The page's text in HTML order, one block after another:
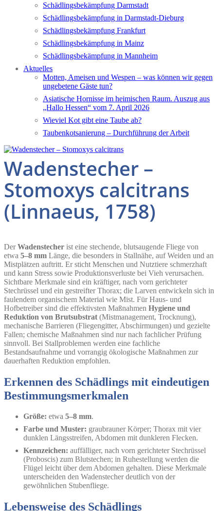
Schädlingsbekämpfung Darmstadt
Schädlingsbekämpfung in Darmstadt-Dieburg
Schädlingsbekämpfung Frankfurt
Schädlingsbekämpfung in Mainz
Schädlingsbekämpfung in Mannheim
Aktuelles
Motten, Ameisen und Wespen – was können wir gegen
ungebetene Gäste tun?
Asiatische Hornisse im heimischen Raum. Auszug aus
„Hallo Hessen“ vom 7. April 2026
Wieviel Kot gibt eine Taube ab?
Taubenkotsanierung – Durchführung der Arbeit
Wadenstecher –
Stomoxys calcitrans
(Linnaeus, 1758)
DerWadenstecher ist eine stechende, blutsaugende Fliege von
etwa 5–8 mm Länge, die besonders in Stallnähe, auf Weiden und an
Mistplätzen auftritt. Er sticht Menschen und Nutztiere schmerzhaft
und kann Stress sowie Produktionsverluste bei Vieh verursachen.
Sichtbare Merkmale sind ein kräftiger, nach vorn gerichteter
Stechrüssel und ein gestreifter Thorax; die Larven entwickeln sich in
faulendem organischem Material wie Mist. Für Haus- und
Hofbetreiber sind die effektivsten Maßnahmen Hygiene und
Reduktion von Brutsubstrat(Mistmanagement, Trocknung),
mechanische Barrieren (Fliegengitter, Abschirmungen) und gezielte
Fallen; chemische Maßnahmen sind nur nach fachlicher Prüfung
sinnvoll. Bei Stallproblemen werden eine fachliche
Bestandsaufnahme und vorrangig ökologische Maßnahmen zur
dauerhaften Reduktion empfohlen.
Erkennen des Schädlings mit eindeutigen
Bestimmungsmerkmalen
Größe: etwa 5–8 mm.
Farbe und Muster: graubrauner Körper; Thorax mit vier
dunklen Längsstreifen, Abdomen mit dunkleren Flecken.
Kennzeichen: auffälliger, nach vorn gerichteter Stechrüssel
(Proboscis) zum Blutstechen; in Ruhestellung werden die
Flügel leicht über dem Abdomen gehalten. Diese Merkmale
unterscheiden den Wadenstecher deutlich von der
gewöhnlichen Stubenfliege.
Lebensweise des Schädlings